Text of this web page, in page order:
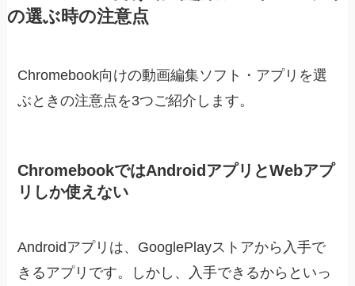
の選ぶ時の注意点
Chromebook向けの動画編集ソフト・アプリを選
ぶときの注意点を3つご紹介します。
ChromebookではAndroidアプリとWebアプ
リしか使えない
Androidアプリは、GooglePlayストアから入手で
きるアプリです。しかし、入手できるからといっ